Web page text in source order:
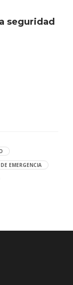
seguridad
EMERGENCIA